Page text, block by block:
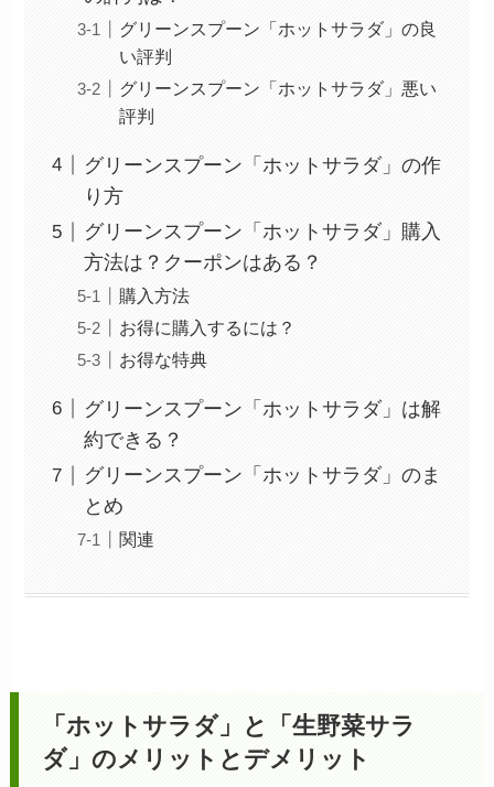
グリーンスプーン「ホットサラダ」の良
い評判
グリーンスプーン「ホットサラダ」悪い
評判
グリーンスプーン「ホットサラダ」の作
り方
グリーンスプーン「ホットサラダ」購入
方法は？クーポンはある？
購入方法
お得に購入するには？
お得な特典
グリーンスプーン「ホットサラダ」は解
約できる？
グリーンスプーン「ホットサラダ」のま
とめ
関連
「ホットサラダ」と「生野菜サラ
ダ」のメリットとデメリット